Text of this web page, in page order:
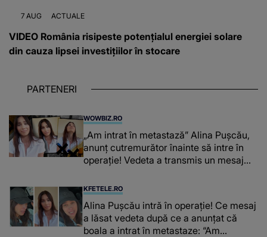
7 AUG ACTUALE
VIDEO România risipeste potențialul energiei solare
din cauza lipsei investițiilor în stocare
PARTENERI
WOWBIZ.RO
„Am intrat în metastază” Alina Pușcău,
anunț cutremurător înainte să intre în
operație! Vedeta a transmis un mesaj
KFETELE.RO
Alina Pușcău intră în operație! Ce mesaj
a lăsat vedeta după ce a anunțat că
boala a intrat în metastaze: “Am